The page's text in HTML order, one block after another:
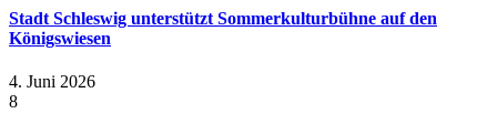
Stadt Schleswig unterstützt Sommerkulturbühne auf den
Königswiesen
4. Juni 2026
8